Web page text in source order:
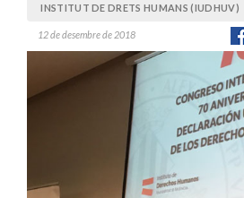
INSTITUT DE DRETS HUMANS (IUDHUV)
12 de desembre de 2018